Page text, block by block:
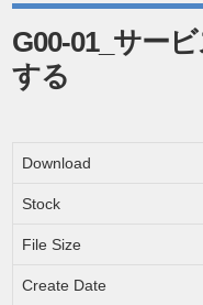
G00-01_サー
する
Download
Stock
File Size
Create Date